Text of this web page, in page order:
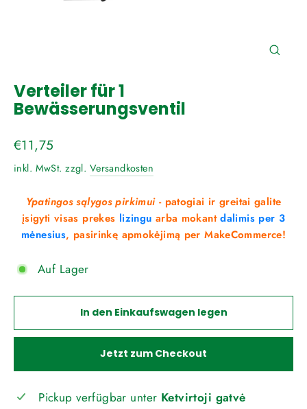
Verteiler für 1
Bewässerungsventil
Normaler
Preis
€11,75
inkl. MwSt. zzgl. Versandkosten
Ypatingos sąlygos pirkimui- patogiai ir greitai galite
įsigyti visas prekes lizingu arba mokantdalimis per 3
mėnesius, pasirinkę apmokėjimą per MakeCommerce!
Auf Lager
In den Einkaufswagen legen
Jetzt zum Checkout
Pickup verfügbar unter Ketvirtoji gatvė